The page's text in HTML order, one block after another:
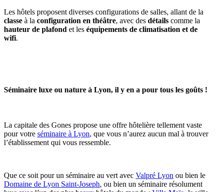
Les hôtels proposent diverses configurations de salles, allant de la
classe à la configuration en théâtre, avec des détails comme la
hauteur de plafond et les équipements de climatisation et de
wifi.
Séminaire luxe ou nature à Lyon, il y en a pour tous les goûts !
La capitale des Gones propose une offre hôtelière tellement vaste
pour votre séminaire à Lyon, que vous n’aurez aucun mal à trouver
l’établissement qui vous ressemble.
Que ce soit pour un séminaire au vert avec Valpré Lyon ou bien le
Domaine de Lyon Saint-Joseph, ou bien un séminaire résolument